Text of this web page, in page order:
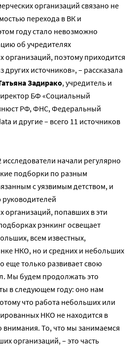
организаций связано не
перехода в ВК и
году стало невозможно
об учредителях
организаций, поэтому приходится
других источников», – рассказала
Задирако, учредитель и
БФ «Социальный
РФ, ФНС, Федеральный
и другие – всего 11 источников
исследователи начали регулярно
подборки по разным
с уязвимым детством, и
руководителей
организаций, попавших в эти
рэнкинг освещает
всем известных,
НКО, но и средних и небольших
еще только развивает свою
Мы будем продолжать это
в следующем году: оно нам
что работа небольших или
НКО не находится в
внимания. То, что мы занимаемся
организаций, – это часть